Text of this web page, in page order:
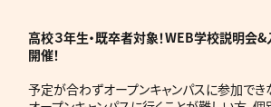
高校３年生・既卒者対象！WEB学校説明会
開催！
予定が合わずオープンキャンパスに参加でき